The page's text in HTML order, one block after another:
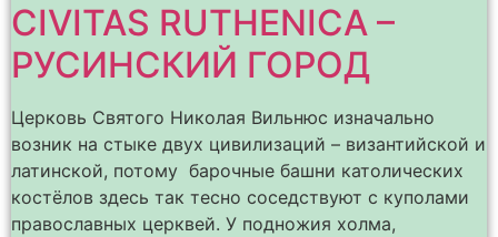
CIVITAS RUTHENICA –
РУСИНСКИЙ ГОРОД
Церковь Святого Николая Вильнюс изначально
возник на стыке двух цивилизаций – византийской и
латинской, потому барочные башни католических
костёлов здесь так тесно соседствуют с куполами
православных церквей. У подножия холма,